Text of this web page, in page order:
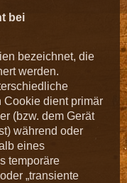
bei
bezeichnet, die
werden.
Cookie dient primär
(bzw. dem Gerät
während oder
eines
temporäre
„transiente